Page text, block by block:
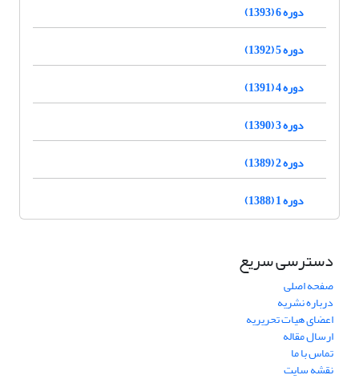
دوره 6 (1393)
دوره 5 (1392)
دوره 4 (1391)
دوره 3 (1390)
دوره 2 (1389)
دوره 1 (1388)
دسترسی سریع
صفحه اصلی
درباره نشریه
اعضای هیات تحریریه
ارسال مقاله
تماس با ما
نقشه سایت